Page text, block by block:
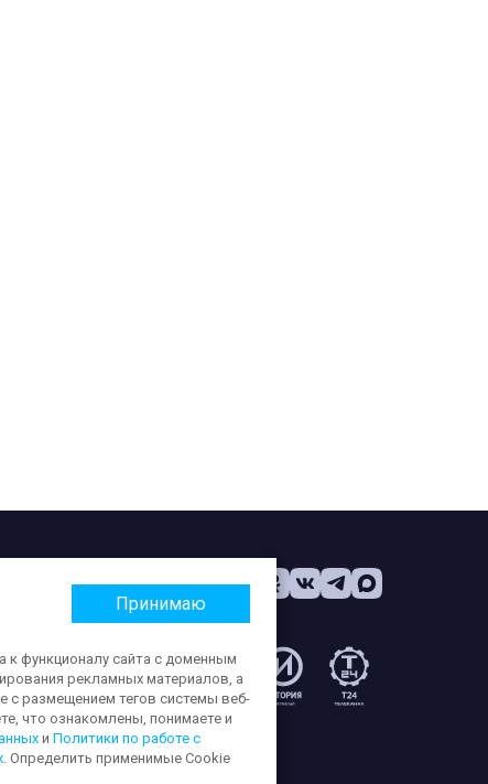
данных
Принимаю
к функционалу сайта с доменным
рекламных материалов, а
с размещением тегов системы веб-
что ознакомлены, понимаете и
и Политики по работе с
. Определить применимые Cookie